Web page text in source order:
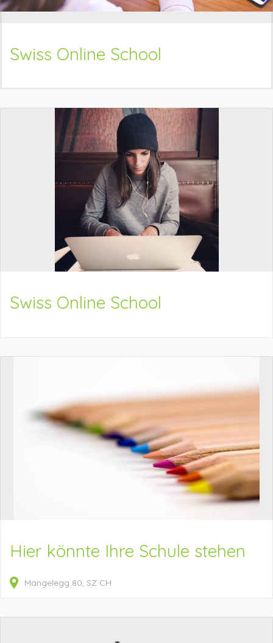
Swiss Online School
Swiss Online School
Hier könnte Ihre Schule stehen
Mangelegg 80 SZ CH